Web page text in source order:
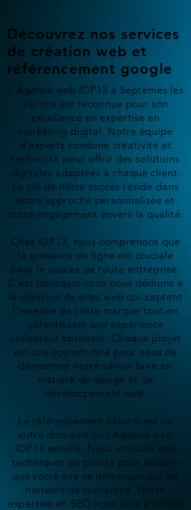
Découvrez nos services
de création web et
référencement google
L'Agence web IDP13 à Septèmes les
Vallons est reconnue pour son
excellence en expertise en
marketing digital. Notre équipe
d'experts combine créativité et
technicité pour offrir des solutions
digitales adaptées à chaque client.
La clé de notre succès réside dans
notre approche personnalisée et
notre engagement envers la qualité.
Chez IDP13, nous comprenons que
la présence en ligne est cruciale
pour le succès de toute entreprise.
C'est pourquoi nous nous dédions à
la création de sites web qui captent
l'essence de votre marque tout en
garantissant une expérience
utilisateur optimale. Chaque projet
est une opportunité pour nous de
démontrer notre savoir-faire en
matière de design et de
développement web.
Le référencement naturel est un
autre domaine où l'Agence web
IDP13 excelle. Nous utilisons des
techniques de pointe pour assurer
que votre site se démarque sur les
moteurs de recherche. Notre
expertise en SEO vous aide à attirer